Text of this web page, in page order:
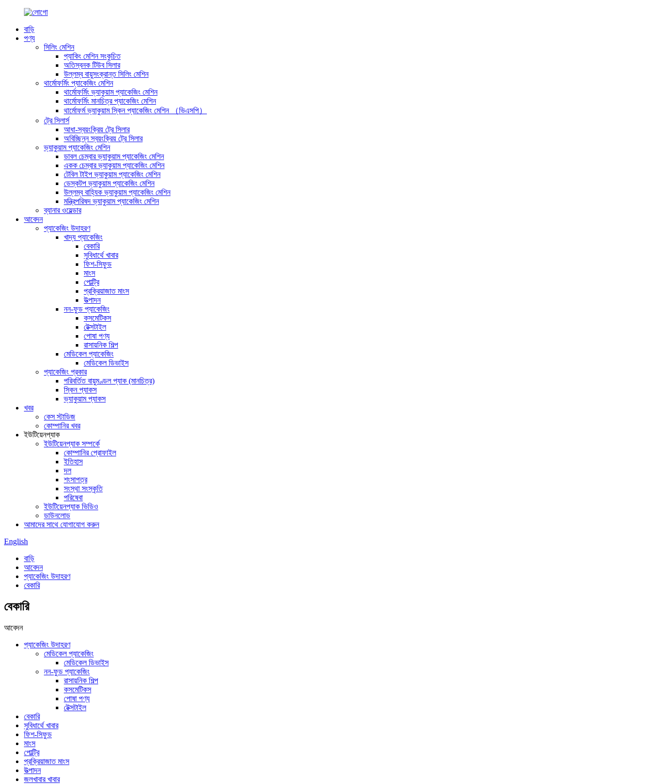
বাড়ি
পণ্য
সিলিং মেশিন
প্যাকিং মেশিন সংকুচিত
অতিস্বনক টিউব সিলার
উল্লম্ব বায়ুসংক্রান্ত সিলিং মেশিন
থার্মোফর্মিং প্যাকেজিং মেশিন
থার্মোফর্মিং ভ্যাকুয়াম প্যাকেজিং মেশিন
থার্মোফর্মিং মানচিত্র প্যাকেজিং মেশিন
থার্মোফর্ম ভ্যাকুয়াম স্কিন প্যাকেজিং মেশিন （ভিএসপি）
ট্রে সিলার্স
আধা-স্বয়ংক্রিয় ট্রে সিলার
অবিচ্ছিন্ন স্বয়ংক্রিয় ট্রে সিলার
ভ্যাকুয়াম প্যাকেজিং মেশিন
ডাবল চেম্বার ভ্যাকুয়াম প্যাকেজিং মেশিন
একক চেম্বার ভ্যাকুয়াম প্যাকেজিং মেশিন
টেবিল টাইপ ভ্যাকুয়াম প্যাকেজিং মেশিন
ডেস্কটপ ভ্যাকুয়াম প্যাকেজিং মেশিন
উল্লম্ব বাহ্যিক ভ্যাকুয়াম প্যাকেজিং মেশিন
মন্ত্রিপরিষদ ভ্যাকুয়াম প্যাকেজিং মেশিন
ব্যানার ওয়েল্ডার
আবেদন
প্যাকেজিং উদাহরণ
খাদ্য প্যাকেজিং
বেকারি
সুবিধার্থে খাবার
ফিশ-সিফুড
মাংস
পোল্ট্রি
প্রক্রিয়াজাত মাংস
উত্পাদন
নন-ফুড প্যাকেজিং
কসমেটিকস
টেক্সটাইল
পোষা পণ্য
রাসায়নিক শিল্প
মেডিকেল প্যাকেজিং
মেডিকেল ডিভাইস
প্যাকেজিং প্রকার
পরিবর্তিত বায়ুমণ্ডল প্যাক (মানচিত্র)
স্কিন প্যাকস
ভ্যাকুয়াম প্যাকস
খবর
কেস স্টাডিজ
কোম্পানির খবর
ইউটিয়েনপ্যাক
ইউটিয়েনপ্যাক সম্পর্কে
কোম্পানির প্রোফাইল
ইতিহাস
দল
শংসাপত্র
সংস্থা সংস্কৃতি
পরিষেবা
ইউটিয়েনপ্যাক ভিডিও
ডাউনলোড
আমাদের সাথে যোগাযোগ করুন
English
বাড়ি
আবেদন
প্যাকেজিং উদাহরণ
বেকারি
বেকারি
আবেদন
প্যাকেজিং উদাহরণ
মেডিকেল প্যাকেজিং
মেডিকেল ডিভাইস
নন-ফুড প্যাকেজিং
রাসায়নিক শিল্প
কসমেটিকস
পোষা পণ্য
টেক্সটাইল
বেকারি
সুবিধার্থে খাবার
ফিশ-সিফুড
মাংস
পোল্ট্রি
প্রক্রিয়াজাত মাংস
উত্পাদন
জলখাবার খাবার